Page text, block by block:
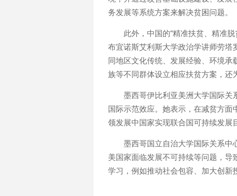
务发展等系统方案来解决贫困问题。
此外，中国的“精准扶贫、精准脱
布宜诺斯艾利斯大学政治学讲师劳塔
同地区文化传统、发展经验、环境
族等不同群体设立相应扶贫方案，还
墨西哥伊比利亚美洲大学国际关系
国际示范效应。她表示，在减贫方
领发展中国家实现联合国可持续发展
墨西哥国立自治大学国际关系中心
美国家面临发展不可持续等问题，
学习，例如推动社会包容、加大创新